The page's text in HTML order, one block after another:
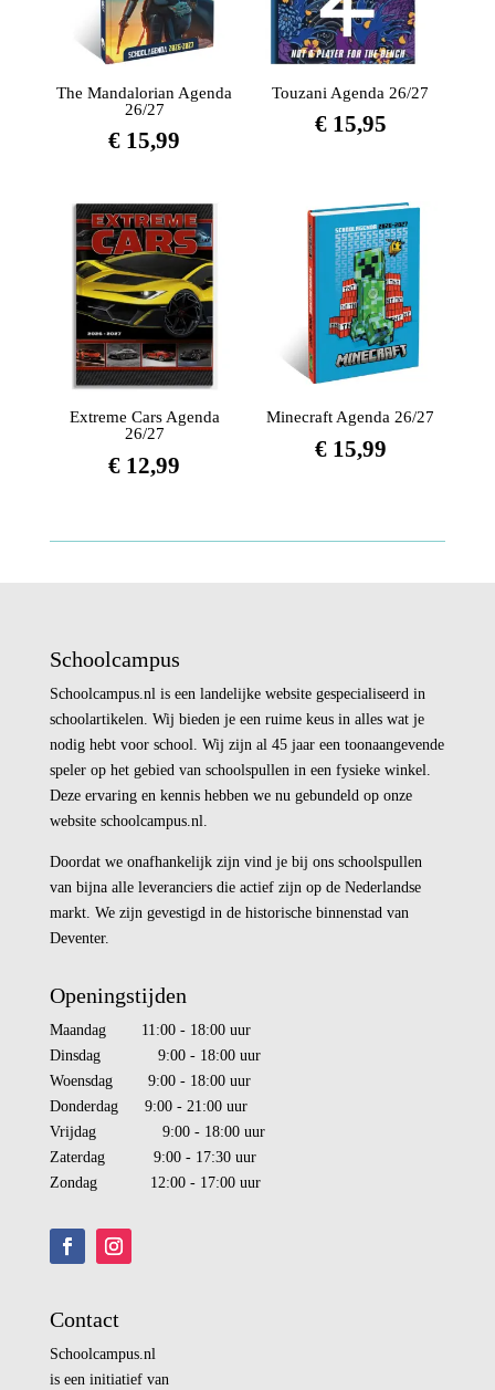
The Mandalorian Agenda
26/27
€ 15,99
Touzani Agenda 26/27
€15,95
Extreme Cars Agenda
26/27
€ 12,99
Minecraft Agenda 26/27
€15,99
Schoolcampus
Schoolcampus.nl is een landelijke website gespecialiseerd in
schoolartikelen. Wij bieden je een ruime keus in alles wat je
nodig hebt voor school. Wij zijn al 45 jaar een toonaangevende
speler op het gebied van schoolspullen in een fysieke winkel.
Deze ervaring en kennis hebben we nu gebundeld op onze
website schoolcampus.nl.
Doordat we onafhankelijk zijn vind je bij ons schoolspullen
van bijna alle leveranciers die actief zijn op de Nederlandse
markt. We zijn gevestigd in de historische binnenstad van
Deventer.
Openingstijden
Maandag 11:00 - 18:00 uur
Dinsdag 9:00 - 18:00 uur
Woensdag 9:00 - 18:00 uur
Donderdag 9:00 - 21:00 uur
Vrijdag 9:00 - 18:00 uur
Zaterdag 9:00 - 17:30 uur
Zondag 12:00 - 17:00 uur
Contact
Schoolcampus.nl
is een initiatief van